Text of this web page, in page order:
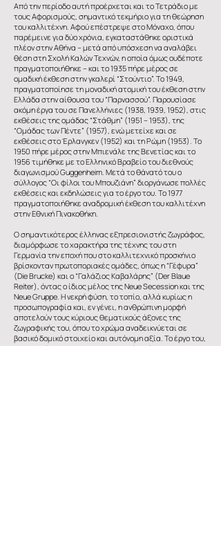
Από την περίοδο αυτή προέρχεται και το Τετράδιο με
τους Αφορισμούς, σημαντικό τεκμήριο για τη θεώρηση
του καλλιτέχνη. Αφού επέστρεψε στο Μόναχο, όπου
παρέμεινε για δύο χρόνια, εγκαταστάθηκε οριστικά
πλέον στην Αθήνα – μετά από υπόσχεση να αναλάβει
θέση στη Σχολή Καλών Τεχνών, η οποία όμως ουδέποτε
πραγματοποιήθηκε – και το 1935 πήρε μέρος σε
ομαδική έκθεση στην γκαλερί “Στούντιο”. Το 1949,
πραγματοποίησε τη μοναδική ατομική του έκθεση στην
Ελλάδα στην αίθουσα του “Παρνασσού”. Παρουσίασε
ακόμη έργα του σε Πανελλήνιες (1938, 1939, 1952), στις
εκθέσεις της ομάδας “Στάθμη” (1951 – 1953), της
“Ομάδας των Πέντε” (1957), ενώ μετείχε και σε
εκθέσεις στο Έρλανγκεν (1952) και τη Ρώμη (1953). Το
1950 πήρε μέρος στην Μπιενάλε της Βενετίας και το
1956 τιμήθηκε με το Ελληνικό Βραβείο του διεθνούς
διαγωνισμού Guggenheim. Μετά το θάνατό του ο
σύλλογος “Οι φίλοι του Μπουζιάνη” διοργάνωσε πολλές
εκθέσεις και εκδηλώσεις για το έργο του. Το 1977
πραγματοποιήθηκε αναδρομική έκθεση του καλλιτέχνη
στην Εθνική Πινακοθήκη.
Ο σημαντικότερος έλληνας εξπρεσιονιστής ζωγράφος,
διαμόρφωσε το χαρακτήρα της τέχνης του στη
Γερμανία την εποχή που στο καλλιτεχνικό προσκήνιο
βρίσκονταν πρωτοποριακές ομάδες, όπως η “Γέφυρα”
(Die Brucke) και ο “Γαλάζιος Καβαλάρης” (Der Blaue
Reiter), όντας ο ίδιος μέλος της Neue Secession και της
Neue Gruppe. Η νεκρή φύση, το τοπίο, αλλά κυρίως η
προσωπογραφία και, εν γένει, η ανθρώπινη μορφή
αποτελούν τους κύριους θεματικούς άξονες της
ζωγραφικής του, όπου το χρώμα αναδεικνύεται σε
βασικό δομικό στοιχείο και αυτόνομη αξία. Το έργο του,
ακολουθώντας μια αντιρεαλιστική αντίληψη,